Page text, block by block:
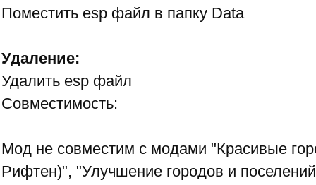
Поместить esp файл в папку Data
Удаление:
Удалить esp файл
Совместимость:
Мод не совместим с модами "Красивые
Рифтен)", "Улучшение городов и